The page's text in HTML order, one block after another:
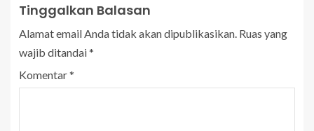
Tinggalkan Balasan
Alamat email Anda tidak akan dipublikasikan. Ruas yang
wajib ditandai*
Komentar*